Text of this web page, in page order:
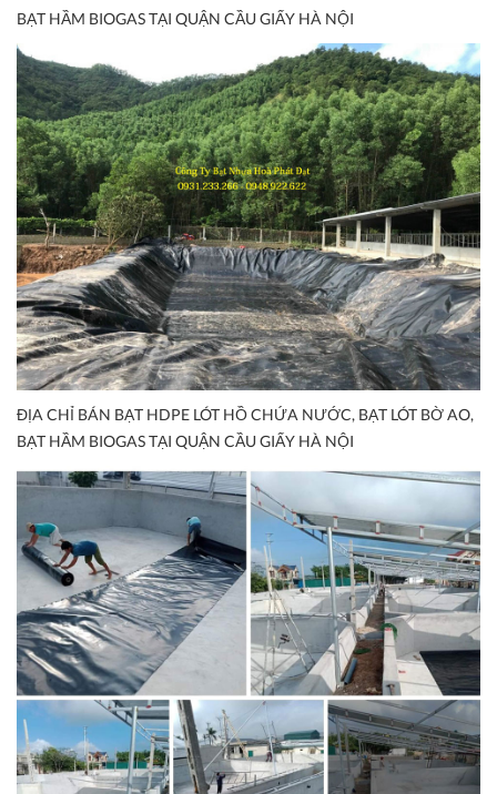
BẠT HẦM BIOGAS TẠI QUẬN CẦU GIẤY HÀ NỘI
ĐỊA CHỈ BÁN BẠT HDPE LÓT HỒ CHỨA NƯỚC, BẠT LÓT BỜ AO,
BẠT HẦM BIOGAS TẠI QUẬN CẦU GIẤY HÀ NỘI